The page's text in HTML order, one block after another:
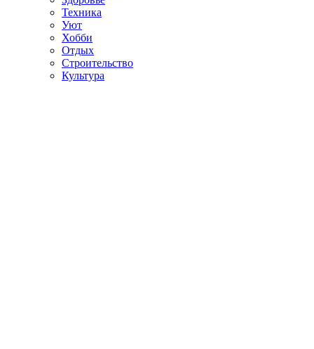
Техника
Уют
Хобби
Отдых
Строительство
Культура